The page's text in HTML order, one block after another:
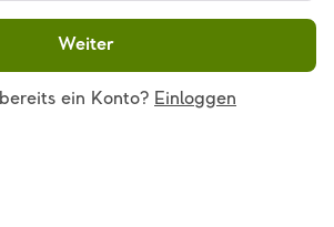
Weiter
ein Konto? Einloggen